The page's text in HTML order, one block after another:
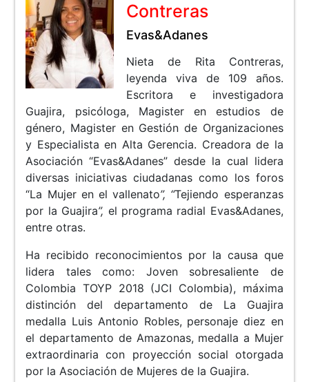
Contreras
Evas&Adanes
Nieta de Rita Contreras,
leyenda viva de 109 años.
Escritora e investigadora
Guajira, psicóloga, Magister en estudios de
género, Magister en Gestión de Organizaciones
y Especialista en Alta Gerencia. Creadora de la
Asociación “Evas&Adanes” desde la cual lidera
diversas iniciativas ciudadanas como los foros
“La Mujer en el vallenato”, “Tejiendo esperanzas
por la Guajira”, el programa radial Evas&Adanes,
entre otras.
Ha recibido reconocimientos por la causa que
lidera tales como: Joven sobresaliente de
Colombia TOYP 2018 (JCI Colombia), máxima
distinción del departamento de La Guajira
medalla Luis Antonio Robles, personaje diez en
el departamento de Amazonas, medalla a Mujer
extraordinaria con proyección social otorgada
por la Asociación de Mujeres de la Guajira.